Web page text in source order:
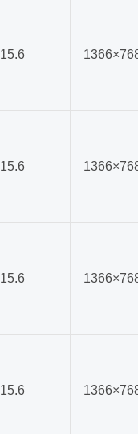
15.6
15.6
15.6
15.6